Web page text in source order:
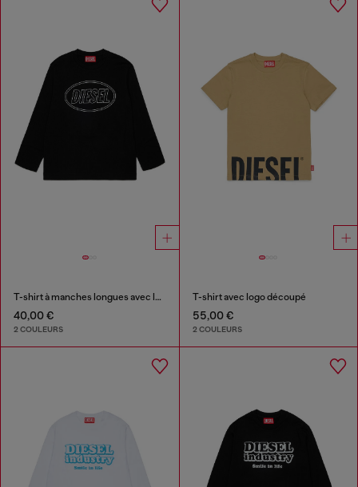
T-shirt à manches longues avec logo Oval D
40,00 €
2 COULEURS
T-shirt avec logo découpé
55,00 €
2 COULEURS